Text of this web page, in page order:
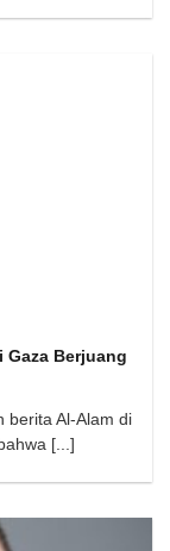
Gaza Berjuang
berita Al-Alam di
[...]